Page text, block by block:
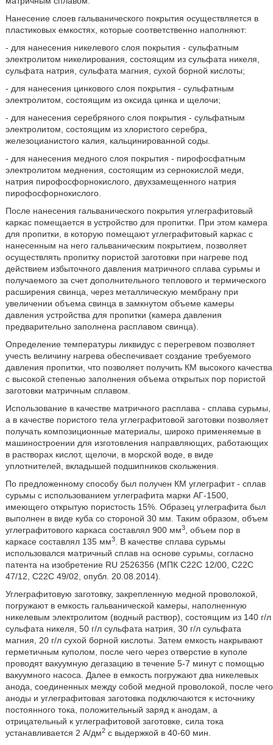
Нанесение слоев гальванического покрытия осуществляется в
пластиковых емкостях, которые соответственно наполняют:
- для нанесения никелевого слоя покрытия - сульфатным
электролитом никелирования, состоящим из сульфата никеля,
сульфата натрия, сульфата магния, сухой борной кислоты;
- для нанесения цинкового слоя покрытия - сульфатным
электролитом, состоящим из оксида цинка и щелочи;
- для нанесения серебряного слоя покрытия - сульфатным
электролитом, состоящим из хлористого серебра,
железоцианистого калия, кальцинированной соды.
- для нанесения медного слоя покрытия - пирофосфатным
электролитом меднения, состоящим из сернокислой меди,
натрия пирофосфорнокислого, двухзамещенного натрия
пирофосфорнокислого.
После нанесения гальванического покрытия углеграфитовый
каркас помещается в устройство для пропитки. При этом камера
для пропитки, в которую помещают углеграфитовый каркас с
нанесенным на него гальваническим покрытием, позволяет
осуществлять пропитку пористой заготовки при нагреве под
действием избыточного давления матричного сплава сурьмы и
получаемого за счет дополнительного теплового и термического
расширения свинца, через металлическую мембрану при
увеличении объема свинца в замкнутом объеме камеры
давления устройства для пропитки (камера давления
предварительно заполнена расплавом свинца).
Определение температуры ликвидус с перегревом позволяет
учесть величину нагрева обеспечивает создание требуемого
давления пропитки, что позволяет получить КМ высокого качества
с высокой степенью заполнения объема открытых пор пористой
заготовки матричным сплавом.
Использование в качестве матричного расплава - сплава сурьмы,
а в качестве пористого тела углеграфитовой заготовки позволяет
получать композиционные материалы, широко применяемые в
машиностроении для изготовления направляющих, работающих
в растворах кислот, щелочи, в морской воде, в виде
уплотнителей, вкладышей подшипников скольжения.
По предложенному способу был получен КМ углеграфит - сплав
сурьмы с использованием углеграфита марки АГ-1500,
имеющего открытую пористость 15%. Образец углеграфита был
выполнен в виде куба со стороной 30 мм. Таким образом, объем
углеграфитового каркаса составлял 900 мм3, объем пор в
каркасе составлял 135 мм3. В качестве сплава сурьмы
использовался матричный сплав на основе сурьмы, согласно
патента на изобретение RU 2526356 (МПК С22С 12/00, С22С
47/12, С22С 49/02, опубл. 20.08.2014).
Углеграфитовую заготовку, закрепленную медной проволокой,
погружают в емкость гальванической камеры, наполненную
никелевым электролитом (водный раствор), состоящим из 140 г/л
сульфата никеля, 50 г/л сульфата натрия, 30 г/л сульфата
магния, 20 г/л сухой борной кислоты. Затем емкость накрывают
герметичным куполом, после чего через отверстие в куполе
проводят вакуумную дегазацию в течение 5-7 минут с помощью
вакуумного насоса. Далее в емкость погружают два никелевых
анода, соединенных между собой медной проволокой, после чего
аноды и углеграфитовая заготовка подключаются к источнику
постоянного тока, положительный заряд к анодам, а
отрицательный к углеграфитовой заготовке, сила тока
устанавливается 2 А/дм2с выдержкой в 40-60 мин.